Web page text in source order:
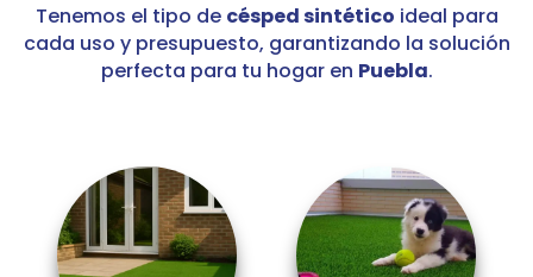
Tenemos el tipo de césped sintético ideal para
cada uso y presupuesto, garantizando la solución
perfecta para tu hogar en Puebla.